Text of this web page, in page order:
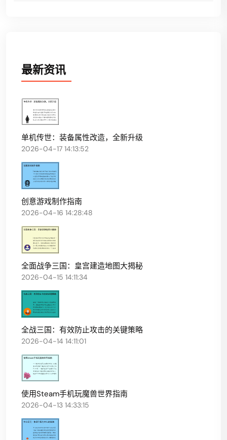
最新资讯
单机传世：装备属性改造，全新升级
2026-04-17 14:13:52
创意游戏制作指南
2026-04-16 14:28:48
全面战争三国：皇宫建造地图大揭秘
2026-04-15 14:11:34
全战三国：有效防止攻击的关键策略
2026-04-14 14:11:01
使用Steam手机玩魔兽世界指南
2026-04-13 14:33:15